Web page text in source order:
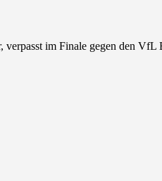
im Finale gegen den